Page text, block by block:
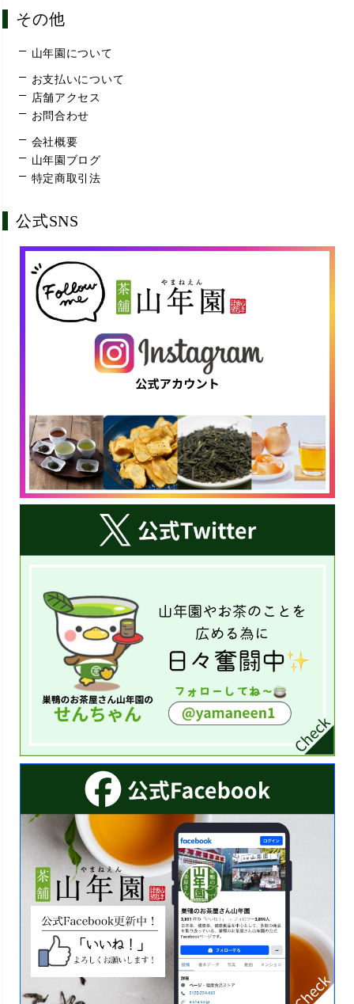
その他
山年園について
お支払いについて
店舗アクセス
お問合わせ
会社概要
山年園ブログ
特定商取引法
公式SNS